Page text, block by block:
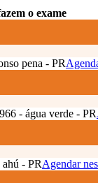
o exame
pena - PR
- água verde - PR
- PRAgendar